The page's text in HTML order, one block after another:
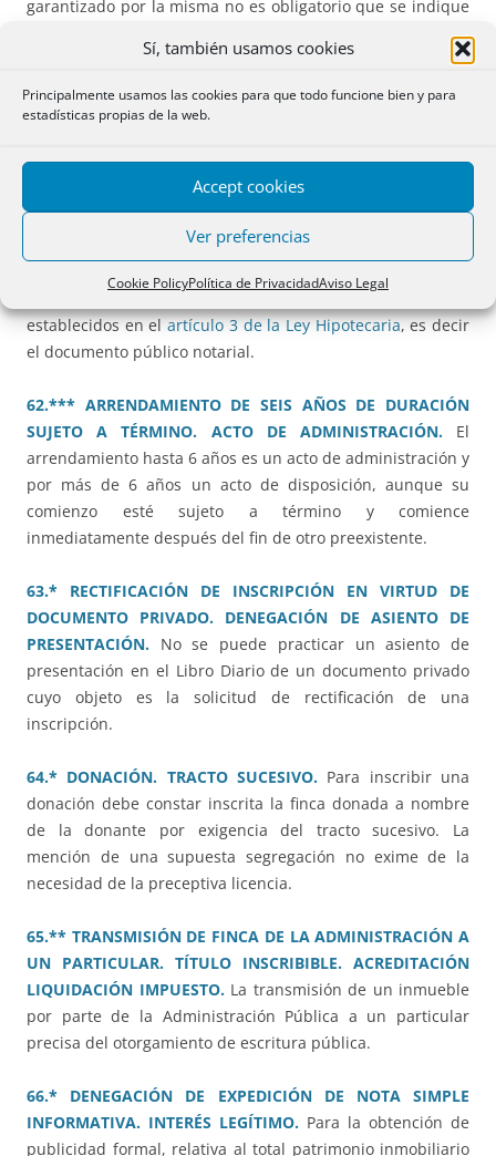
Sí, también usamos cookies
Principalmente usamos las cookies para que todo funcione bien y para
estadísticas propias de la web.
Accept cookies
Ver preferencias
Cookie PolicyPolítica de PrivacidadAviso Legal
garantizado por la misma no es obligatorio que se indique
58.** CONVENIO REGULADOR. ADJUDICACIÓN DE FINCA
ADQUIRIDA EN ESTADO DE SOLTEROS.
Código Civil, constituyen el llamado contenido típico del
convenio regulador, fuera de los cuales, y sin afectar a la
validez y eficacia de los actos consignados en un
documento que no pierde el carácter de convenio privado
Registro requiere su formalización en los títulos
establecidos en elartículo 3 de la Ley Hipotecaria, es decir
el documento público notarial.
62.*** ARRENDAMIENTO DE SEIS AÑOS DE DURACIÓN
SUJETO A TÉRMINO. ACTO DE ADMINISTRACIÓN.El
arrendamiento hasta 6 años es un acto de administración y
por más de 6 años un acto de disposición, aunque su
comienzo esté sujeto a término y comience
inmediatamente después del fin de otro preexistente.
63.* RECTIFICACIÓN DE INSCRIPCIÓN EN VIRTUD DE
DOCUMENTO PRIVADO. DENEGACIÓN DE ASIENTO DE
PRESENTACIÓN. No se puede practicar un asiento de
presentación en el Libro Diario de un documento privado
cuyo objeto es la solicitud de rectificación de una
inscripción.
64.* DONACIÓN. TRACTO SUCESIVO. Para inscribir una
donación debe constar inscrita la finca donada a nombre
de la donante por exigencia del tracto sucesivo. La
mención de una supuesta segregación no exime de la
necesidad de la preceptiva licencia.
65.** TRANSMISIÓN DE FINCA DE LA ADMINISTRACIÓN A
UN PARTICULAR. TÍTULO INSCRIBIBLE. ACREDITACIÓN
LIQUIDACIÓN IMPUESTO.La transmisión de un inmueble
por parte de la Administración Pública a un particular
precisa del otorgamiento de escritura pública.
66.* DENEGACIÓN DE EXPEDICIÓN DE NOTA SIMPLE
INFORMATIVA. INTERÉS LEGÍTIMO. Para la obtención de
publicidad formal, relativa al total patrimonio inmobiliario